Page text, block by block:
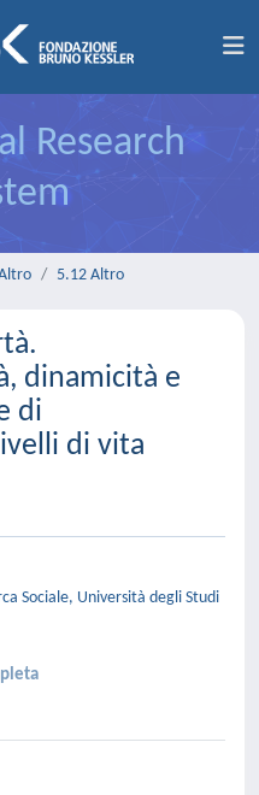
Research
5.12 Altro
dinamicità e
di
di vita
Sociale, Università degli Studi